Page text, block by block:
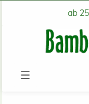
Zum Hauptinhaltab